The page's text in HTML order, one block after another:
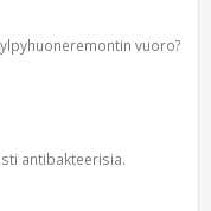
vuoro?
antibakteerisia.